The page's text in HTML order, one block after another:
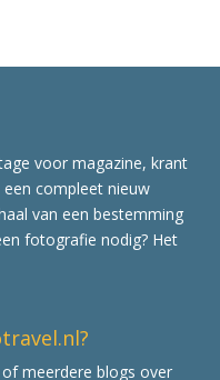
voor magazine, krant
compleet nieuw
van een bestemming
fotografie nodig? Het
meerdere blogs over